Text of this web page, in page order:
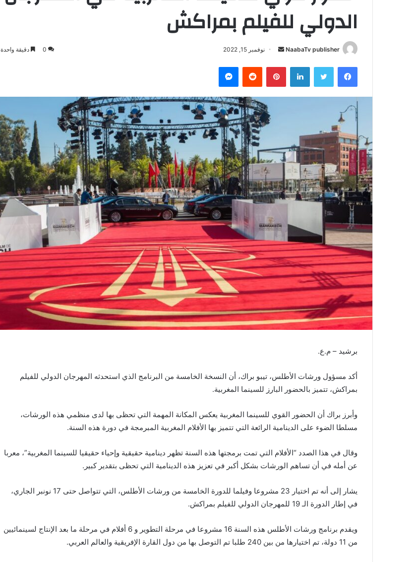
الدولي للفيلم بمراكش
NaabaTv publisher
س
ب
ك
ت
ر
ن
ي
ا
نوفمبر 15, 2022 0 دقيقة واحدة
فيسبوك لينكدإن بينتيريست
برشيد – م.ع.
أكد مسؤول ورشات الأطلس، تيبو براك، أن النسخة الخامسة من البرنامج الذي استحدثه المهرجان الدولي للفيلم
بمراكش، تتميز بالحضور البارز للسينما المغربية.
وأبرز براك أن الحضور القوي للسينما المغربية يعكس المكانة المهمة التي تحظى بها لدى منظمي هذه الورشات،
مسلطا الضوء على الدينامية الرائعة التي تتميز بها الأفلام المغربية المبرمجة في دورة هذه السنة.
وقال في هذا الصدد “الأفلام التي تمت برمجتها هذه السنة تظهر دينامية حقيقية وإحياء حقيقيا للسينما المغربية”، معربا
عن أمله في أن تساهم الورشات بشكل أكبر في تعزيز هذه الدينامية التي تحظى بتقدير كبير.
يشار إلى أنه تم اختيار 23 مشروعا وفيلما للدورة الخامسة من ورشات الأطلس، التي تتواصل حتى 17 نونبر الجاري،
في إطار الدورة الـ 19 للمهرجان الدولي للفيلم بمراكش.
ويقدم برنامج ورشات الأطلس هذه السنة 16 مشروعا في مرحلة التطوير و 6 أفلام في مرحلة ما بعد الإنتاج لسينمائيين
من 11 دولة، تم اختيارها من بين 240 طلبا تم التوصل بها من دول القارة الإفريقية والعالم العربي.